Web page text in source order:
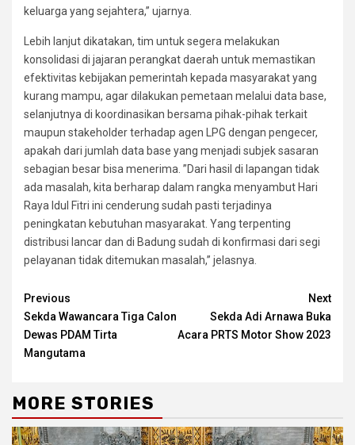
keluarga yang sejahtera,” ujarnya.
Lebih lanjut dikatakan, tim untuk segera melakukan
konsolidasi di jajaran perangkat daerah untuk memastikan
efektivitas kebijakan pemerintah kepada masyarakat yang
kurang mampu, agar dilakukan pemetaan melalui data base,
selanjutnya di koordinasikan bersama pihak-pihak terkait
maupun stakeholder terhadap agen LPG dengan pengecer,
apakah dari jumlah data base yang menjadi subjek sasaran
sebagian besar bisa menerima. ”Dari hasil di lapangan tidak
ada masalah, kita berharap dalam rangka menyambut Hari
Raya Idul Fitri ini cenderung sudah pasti terjadinya
peningkatan kebutuhan masyarakat. Yang terpenting
distribusi lancar dan di Badung sudah di konfirmasi dari segi
pelayanan tidak ditemukan masalah,” jelasnya.
Continue
Reading
Previous
Sekda Wawancara Tiga Calon
Dewas PDAM Tirta
Mangutama
Next
Sekda Adi Arnawa Buka
Acara PRTS Motor Show 2023
MORE STORIES